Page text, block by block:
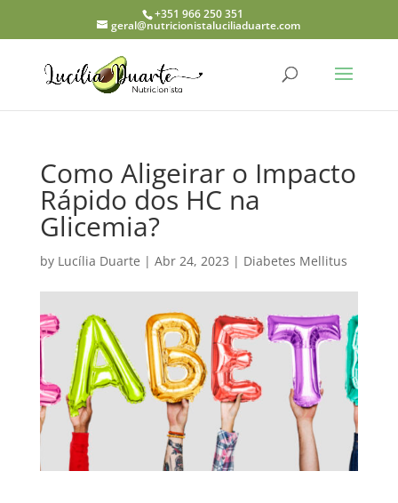
+351 966 250 351
geral@nutricionistaluciliaduarte.com
Como Aligeirar o Impacto
Rápido dos HC na
Glicemia?
by Lucília Duarte | Abr 24, 2023 | Diabetes Mellitus